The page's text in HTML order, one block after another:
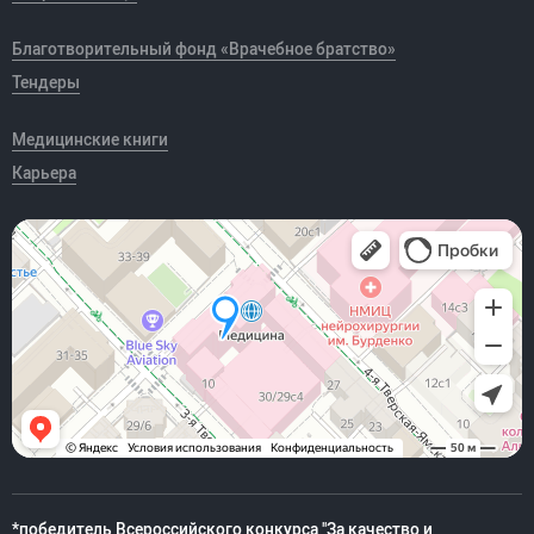
Благотворительный фонд «Врачебное братство»
Тендеры
Медицинские книги
Карьера
*победитель Всероссийского конкурса "За качество и